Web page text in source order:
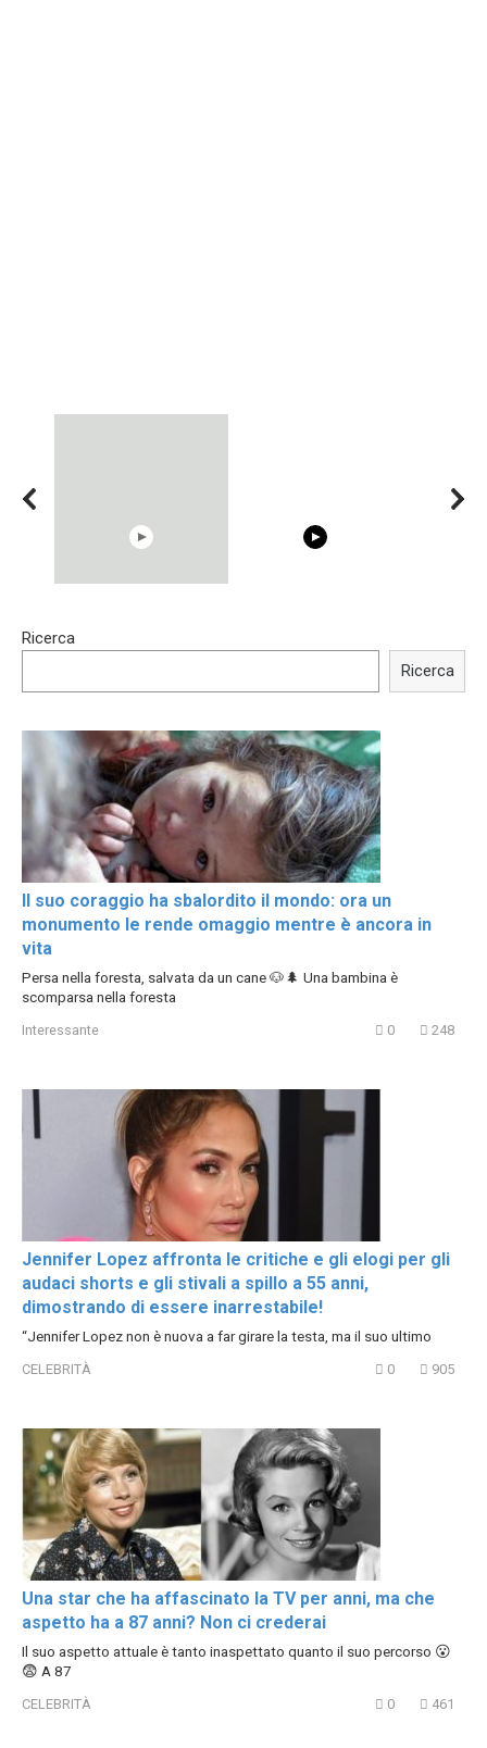
Shocking illusion - Pretty
Trying BOLLYWOOD
Ricerca
Ricerca
Il suo coraggio ha sbalordito il mondo: ora un
monumento le rende omaggio mentre è ancora in
vita
Persa nella foresta, salvata da un cane 🐶🌲 Una bambina è
scomparsa nella foresta
Interessante 0 248
Jennifer Lopez affronta le critiche e gli elogi per gli
audaci shorts e gli stivali a spillo a 55 anni,
dimostrando di essere inarrestabile!
“Jennifer Lopez non è nuova a far girare la testa, ma il suo ultimo
CELEBRITÀ 0 905
Una star che ha affascinato la TV per anni, ma che
aspetto ha a 87 anni? Non ci crederai
Il suo aspetto attuale è tanto inaspettato quanto il suo percorso 😮
😨 A 87
CELEBRITÀ 0 461